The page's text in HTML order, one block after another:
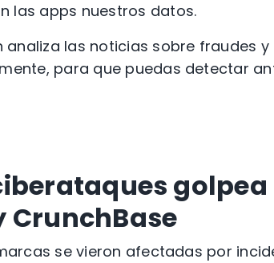
las apps nuestros datos.
analiza las noticias sobre fraudes
para que puedas detectar
golpea
CrunchBase
se vieron afectadas por